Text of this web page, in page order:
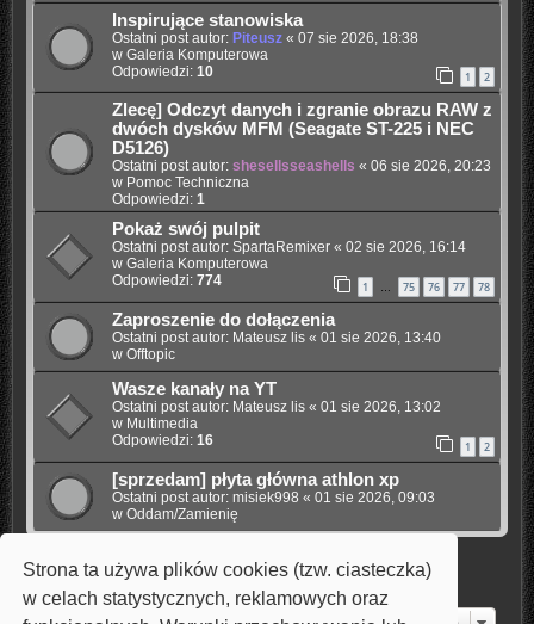
Strona ta używa plików cookies (tzw. ciasteczka)
w celach statystycznych, reklamowych oraz
Inspirujące stanowiska
Ostatni post autor: Piteusz« 07 sie 2026, 18:38
w Galeria Komputerowa
Odpowiedzi: 10 1 2
Zlecę] Odczyt danych i zgranie obrazu RAW z
dwóch dysków MFM (Seagate ST-225 i NEC
D5126)
Ostatni post autor: shesellsseashells « 06 sie 2026, 20:23
w Pomoc Techniczna
Odpowiedzi: 1
Pokaż swój pulpit
Ostatni post autor: SpartaRemixer« 02 sie 2026, 16:14
w Galeria Komputerowa
Odpowiedzi: 774 1 … 75 76 77 78
Zaproszenie do dołączenia
Ostatni post autor: Mateusz lis« 01 sie 2026, 13:40
w Offtopic
Wasze kanały na YT
Ostatni post autor: Mateusz lis« 01 sie 2026, 13:02
w Multimedia
Odpowiedzi: 16 1 2
[sprzedam] płyta główna athlon xp
Ostatni post autor: misiek998 « 01 sie 2026, 09:03
w Oddam/Zamienię
Znaleziono 7 wyników • Strona1z1